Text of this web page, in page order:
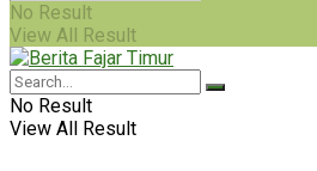
No Result
View All Result
No Result
View All Result